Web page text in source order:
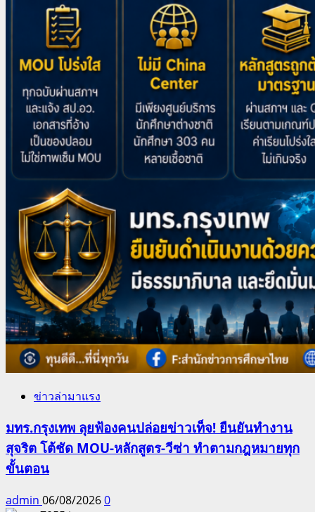
ข่าวล่ามาแรง
มทร.กรุงเทพ ลุยฟ้องคนปล่อยข่าวเท็จ! ยืนยันทำงาน
สุจริต โต้ชัด MOU-หลักสูตร-วีซ่า ทำตามกฎหมายทุก
ขั้นตอน
admin 06/08/20260